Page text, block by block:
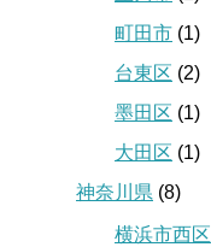
町田市 (1)
台東区 (2)
墨田区 (1)
大田区 (1)
神奈川県 (8)
横浜市西区